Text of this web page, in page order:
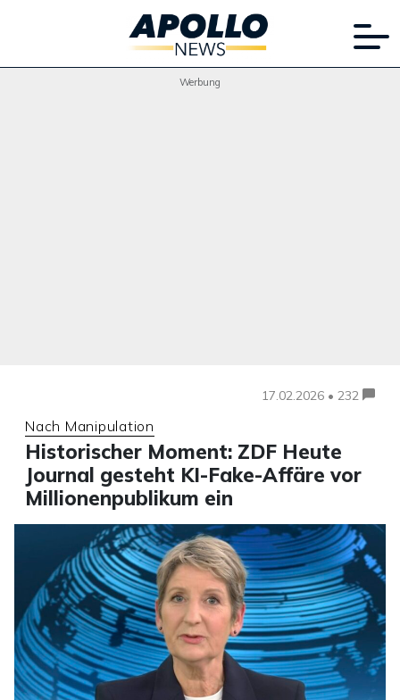
Werbung
17.02.2026 • 232
Nach Manipulation
Historischer Moment: ZDF Heute
Journal gesteht KI-Fake-Affäre vor
Millionenpublikum ein